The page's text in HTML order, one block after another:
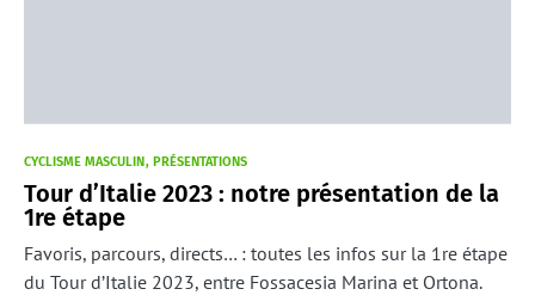
CYCLISME MASCULIN PRÉSENTATIONS
Tour d’Italie 2023 : notre présentation de la
1re étape
Favoris, parcours, directs… : toutes les infos sur la 1re étape
du Tour d’Italie 2023, entre Fossacesia Marina et Ortona.